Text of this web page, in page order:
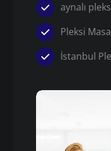
aynalı
Pleksi Masa
İstanbul